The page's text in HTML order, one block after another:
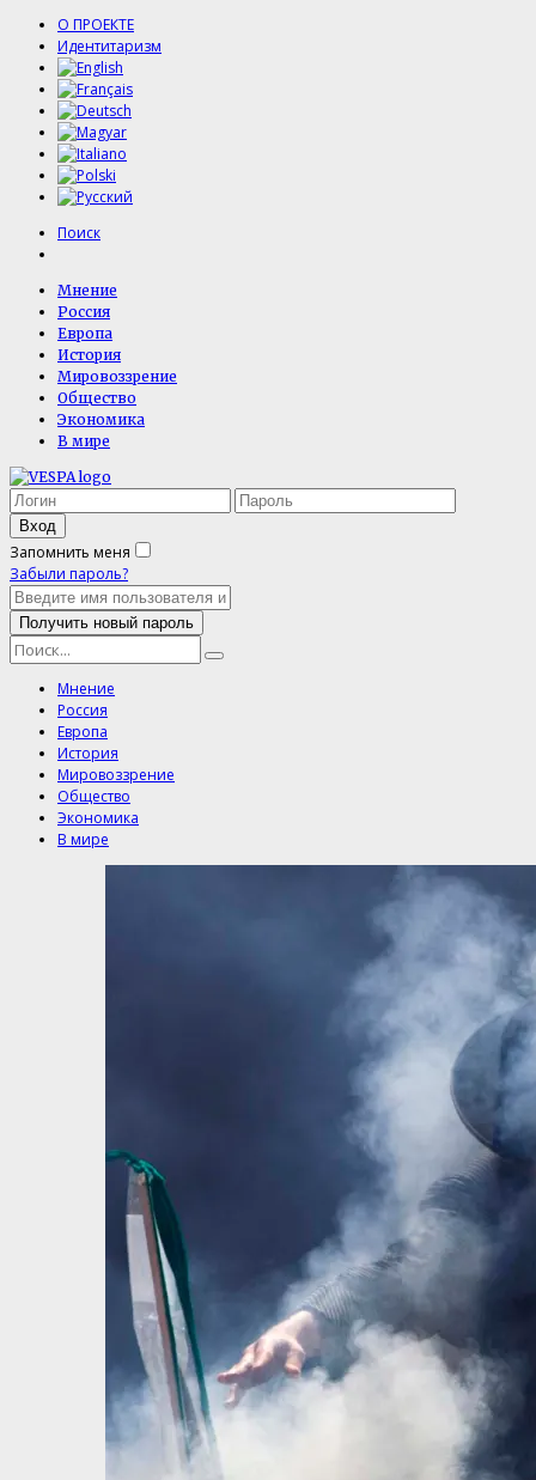
О ПРОЕКТЕ
Идентитаризм
Поиск
Мнение
Россия
Европа
История
Мировоззрение
Общество
Экономика
В мире
Запомнить меня
Забыли пароль?
Мнение
Россия
Европа
История
Мировоззрение
Общество
Экономика
В мире